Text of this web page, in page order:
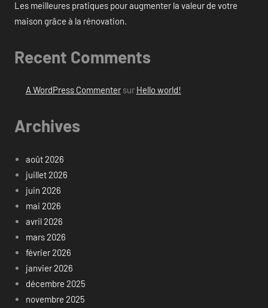
Les meilleures pratiques pour augmenter la valeur de votre
maison grâce à la rénovation.
Recent Comments
A WordPress Commentersur Hello world!
Archives
août 2026
juillet 2026
juin 2026
mai 2026
avril 2026
mars 2026
février 2026
janvier 2026
décembre 2025
novembre 2025